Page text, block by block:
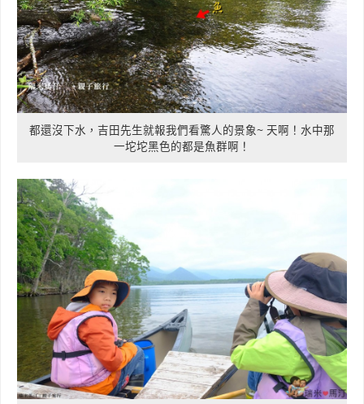
都還沒下水，吉田先生就報我們看驚人的景象~ 天啊！水中那
一坨坨黑色的都是魚群啊！